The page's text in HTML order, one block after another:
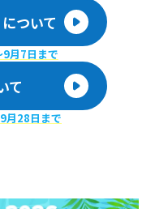
ついて
9月7日まで
て
月28日まで